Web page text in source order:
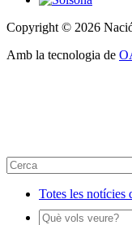
Copyright © 2026
Amb la tecnologia de
Totes les notícies